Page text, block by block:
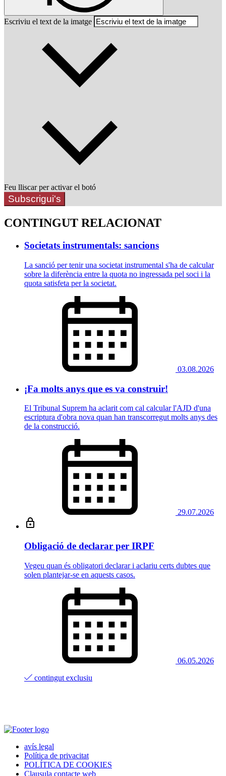
Escriviu el text de la imatge
Feu lliscar per activar el botó
Subscrigui's
CONTINGUT RELACIONAT
Societats instrumentals: sancions
La sanció per tenir una societat instrumental s'ha de calcular
sobre la diferència entre la quota no ingressada pel soci i la
quota satisfeta per la societat.
03.08.2026
¡Fa molts anys que es va construir!
El Tribunal Suprem ha aclarit com cal calcular l'AJD d'una
escriptura d'obra nova quan han transcorregut molts anys des
de la construcció.
29.07.2026
Obligació de declarar per IRPF
Vegeu quan és obligatori declarar i aclariu certs dubtes que
solen plantejar-se en aquests casos.
06.05.2026
contingut exclusiu
avís legal
Política de privacitat
POLÍTICA DE COOKIES
Clausula contacte web